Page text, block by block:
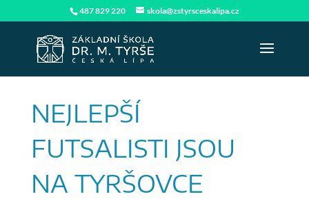
487 829 220 skola@zstyrsceskalipa.cz
NEJLEPŠÍ
FUTSALISTI JSOU
NA TYRŠOVCE